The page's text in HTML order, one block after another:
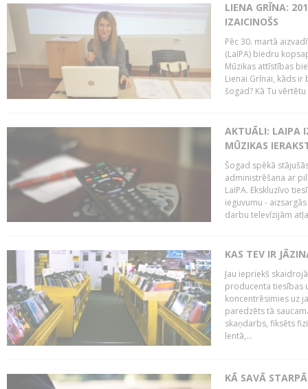
LIENA GRĪNA:
IZAICINOŠS
Pēc 30. martā
(LaIPA) biedru
Mūzikas attīstības
Lienai Grīnai, kāds ir
šogad? Kā Tu
AKTUĀLI: LAIPA
MŪZIKAS
Šogad spēkā
administrēšana ar
LaIPA. Ekskluzīvo
ieguvumu -
darbu televīzijām
KAS TEV IR
Jau iepriekš
producenta tiesības
koncentrēsimies uz
paredzēts tā
skaņdarbs, fiksēts
lentā,...
KĀ SAVĀ